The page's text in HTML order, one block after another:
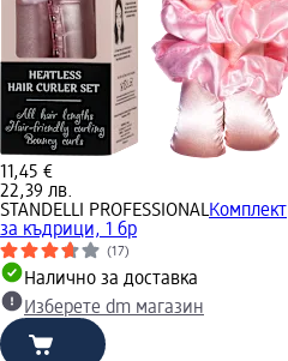
11,45 €
22,39 лв.
STANDELLI PROFESSIONALКомплект
за къдрици, 1 бр
(17)
Налично за доставка
Изберете dm магазин